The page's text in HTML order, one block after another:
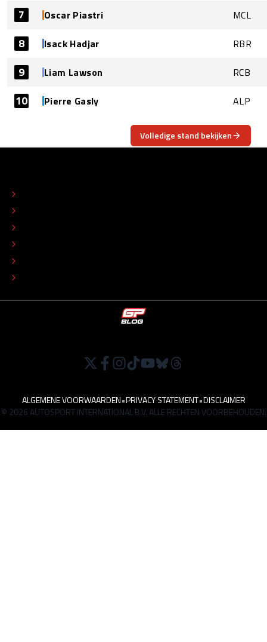
7 Oscar Piastri MCL
8 Isack Hadjar RBR
9 Liam Lawson RCB
10 Pierre Gasly ALP
Volledige stand bekijken
ALGEMENE VOORWAARDEN•PRIVACY STATEMENT•DISCLAIMER
© 2026 AUTOSPORT INTERNATIONAL B.V. ALLE RECHTEN VOORBEHOUDEN.